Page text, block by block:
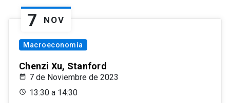
7 NOV
Macroeconomía
Chenzi Xu, Stanford
7 de Noviembre de 2023
13:30 a 14:30